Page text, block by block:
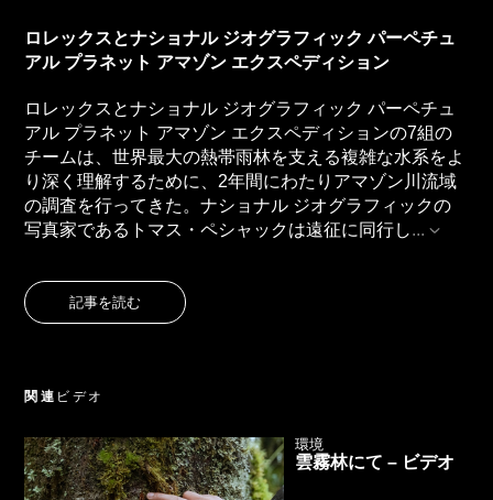
ロレックスとナショナル ジオグラフィック パーペチュ
アル プラネット アマゾン エクスペディション
ロレックスとナショナル ジオグラフィック パーペチュ
アル プラネット アマゾン エクスペディションの7組の
チームは、世界最大の熱帯雨林を支える複雑な水系をよ
り深く理解するために、2年間にわたりアマゾン川流域
の調査を行ってきた。ナショナル ジオグラフィックの
写真家であるトマス・ペシャックは遠征に同行し...
記事を読む
関連ビデオ
環境
雲霧林にて – ビデオ